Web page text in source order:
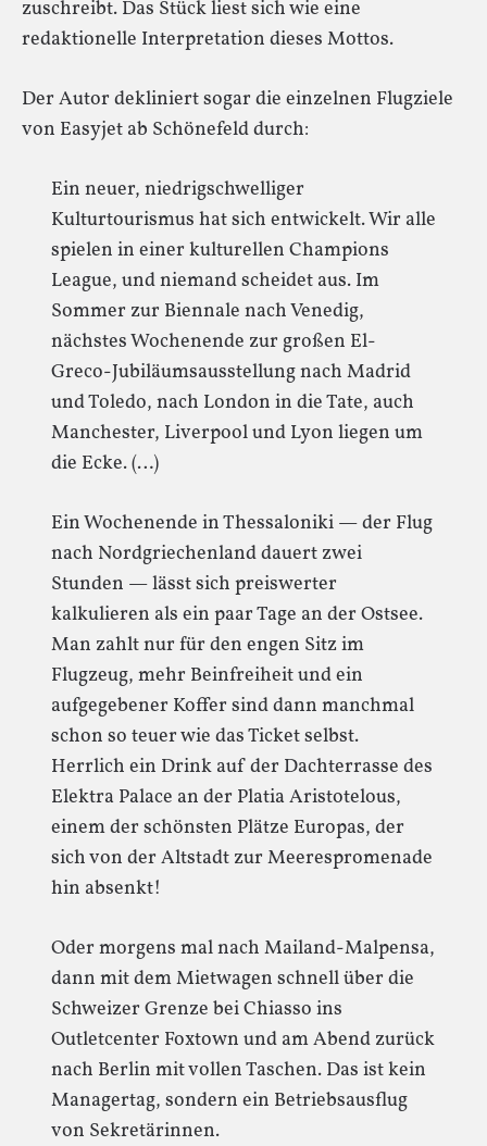
zuschreibt. Das Stück liest sich wie eine
redaktionelle Interpretation dieses Mottos.
Der Autor dekliniert sogar die einzelnen Flugziele
von Easyjet ab Schönefeld durch:
Ein neuer, niedrigschwelliger
Kulturtourismus hat sich entwickelt. Wir alle
spielen in einer kulturellen Champions
League, und niemand scheidet aus. Im
Sommer zur Biennale nach Venedig,
nächstes Wochenende zur großen El-
Greco-Jubiläumsausstellung nach Madrid
und Toledo, nach London in die Tate, auch
Manchester, Liverpool und Lyon liegen um
die Ecke. (…)
Ein Wochenende in Thessaloniki — der Flug
nach Nordgriechenland dauert zwei
Stunden — lässt sich preiswerter
kalkulieren als ein paar Tage an der Ostsee.
Man zahlt nur für den engen Sitz im
Flugzeug, mehr Beinfreiheit und ein
aufgegebener Koffer sind dann manchmal
schon so teuer wie das Ticket selbst.
Herrlich ein Drink auf der Dachterrasse des
Elektra Palace an der Platia Aristotelous,
einem der schönsten Plätze Europas, der
sich von der Altstadt zur Meerespromenade
hin absenkt!
Oder morgens mal nach Mailand-Malpensa,
dann mit dem Mietwagen schnell über die
Schweizer Grenze bei Chiasso ins
Outletcenter Foxtown und am Abend zurück
nach Berlin mit vollen Taschen. Das ist kein
Managertag, sondern ein Betriebsausflug
von Sekretärinnen.